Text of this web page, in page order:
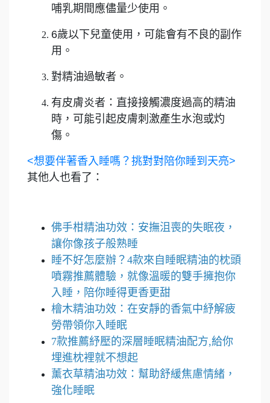
哺乳期間應儘量少使用。
6歲以下兒童使用，可能會有不良的副作
用。
對精油過敏者。
有皮膚炎者：直接接觸濃度過高的精油
時，可能引起皮膚刺激產生水泡或灼
傷。
<想要伴著香入睡嗎？挑對對陪你睡到天亮>
其他人也看了：
佛手柑精油功效：安撫沮喪的失眠夜，
讓你像孩子般熟睡
睡不好怎麼辦？4款來自睡眠精油的枕頭
噴霧推薦體驗，就像溫暖的雙手擁抱你
入睡，陪你睡得更香更甜
檜木精油功效：在安靜的香氣中紓解疲
勞帶領你入睡眠
7款推薦紓壓的深層睡眠精油配方,給你
埋進枕裡就不想起
薰衣草精油功效：幫助舒緩焦慮情緒，
強化睡眠